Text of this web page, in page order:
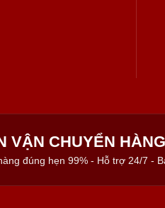
VẬN CHUYỂN
đúng hẹn 99% - Hỗ trợ 24/7 -